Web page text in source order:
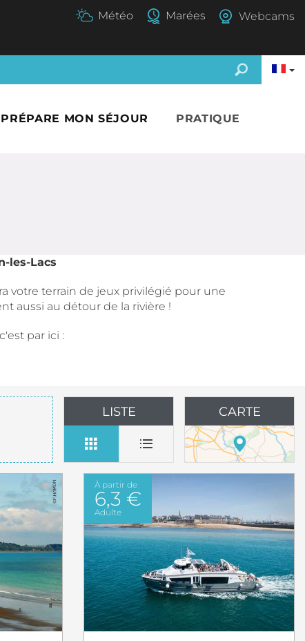
Webcams
MON SÉJOUR PRATIQUE
les-Lacs
votre terrain de jeux privilégié pour une
aussi au détour de la rivière !
par ici :
LISTE CARTE
À partir de
6,3 €
Adulte